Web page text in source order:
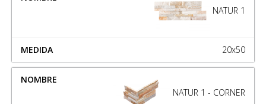
NATUR 1
20x50
NATUR 1 - CORNER